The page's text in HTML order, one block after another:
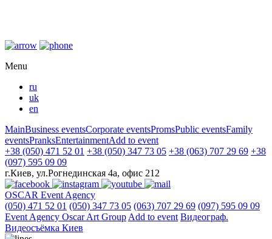
Menu
ru
uk
en
MainBusiness eventsCorporate eventsPromsPublic eventsFamily
eventsPranksEntertainmentAdd to event
+38 (050) 471 52 01 +38 (050) 347 73 05 +38 (063) 707 29 69 +38
(097) 595 09 09
г.Киев, ул.Рогнединская 4а, офис 212
OSCAR Event Agency
(050) 471 52 01 (050) 347 73 05 (063) 707 29 69 (097) 595 09 09
Event Agency Оscar Art Group Add to event Видеограф.
Видеосъёмка Киев